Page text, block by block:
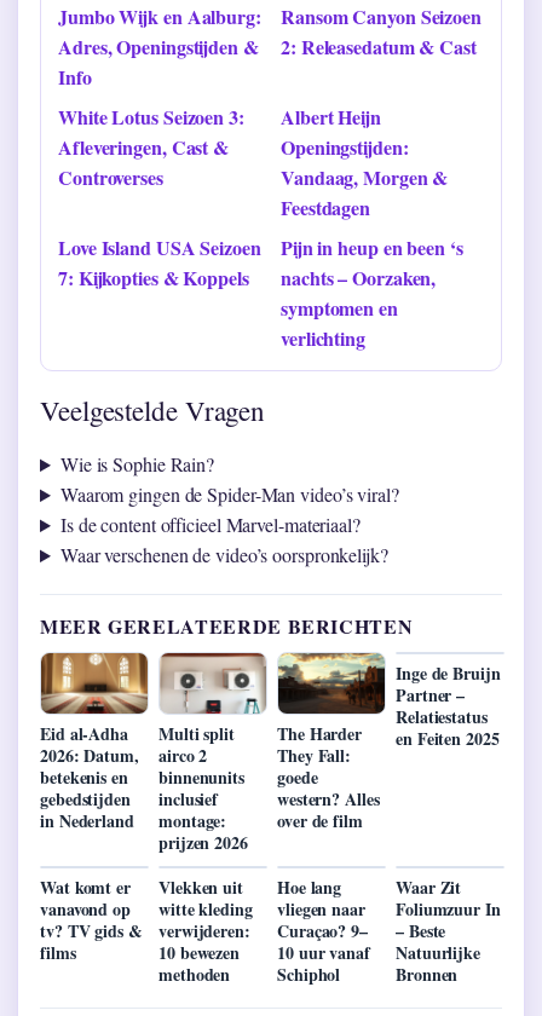
Jumbo Wijk en Aalburg:
Adres, Openingstijden &
Info
Ransom Canyon Seizoen
2: Releasedatum & Cast
White Lotus Seizoen 3:
Afleveringen, Cast &
Controverses
Albert Heijn
Openingstijden:
Vandaag, Morgen &
Feestdagen
Love Island USA Seizoen
7: Kijkopties & Koppels
Pijn in heup en been ‘s
nachts – Oorzaken,
symptomen en
verlichting
Veelgestelde Vragen
Wie is Sophie Rain?
Waarom gingen de Spider-Man video’s viral?
Is de content officieel Marvel-materiaal?
Waar verschenen de video’s oorspronkelijk?
MEER GERELATEERDE BERICHTEN
Eid al-Adha
2026: Datum,
betekenis en
gebedstijden
in Nederland
Multi split
airco 2
binnenunits
inclusief
montage:
prijzen 2026
The Harder
They Fall:
goede
western? Alles
over de film
Inge de Bruijn
Partner –
Relatiestatus
en Feiten 2025
Wat komt er
vanavond op
tv? TV gids &
films
Vlekken uit
witte kleding
verwijderen:
10 bewezen
methoden
Hoe lang
vliegen naar
Curaçao? 9–
10 uur vanaf
Schiphol
Waar Zit
Foliumzuur In
– Beste
Natuurlijke
Bronnen